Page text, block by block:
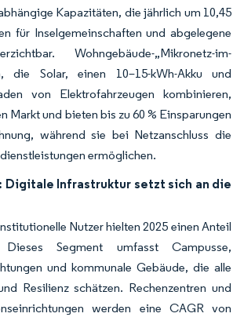
Kapazitäten, die jährlich um 10,45
für Inselgemeinschaften und abgelegene
Wohngebäude-„Mikronetz-im-
die Solar, einen 10–15-kWh-Akku und
von Elektrofahrzeugen kombinieren,
Markt und bieten bis zu 60 % Einsparungen
während sie bei Netzanschluss die
ermöglichen.
Digitale Infrastruktur setzt sich an die
Nutzer hielten 2025 einen Anteil
Segment umfasst Campusse,
und kommunale Gebäude, die alle
Resilienz schätzen. Rechenzentren und
werden eine CAGR von